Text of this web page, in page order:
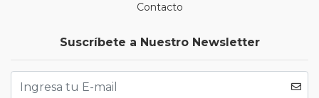
Contacto
Suscríbete a Nuestro Newsletter